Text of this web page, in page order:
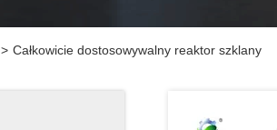
> Całkowicie dostosowywalny reaktor szklany